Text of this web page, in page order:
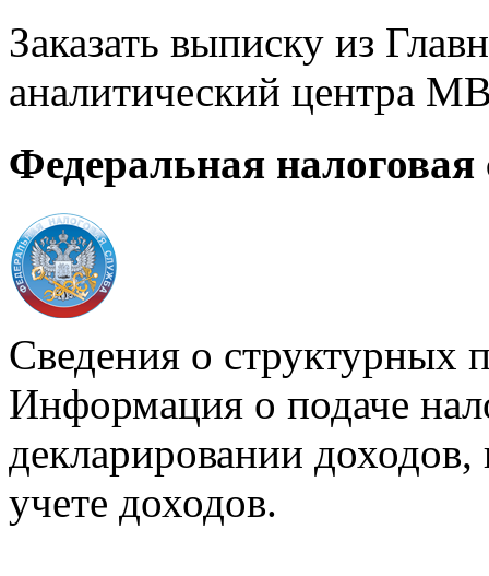
Заказать выписку из
аналитический центра
Федеральная налоговая
Сведения о структурных
Информация о подаче
декларировании доходов,
учете доходов.